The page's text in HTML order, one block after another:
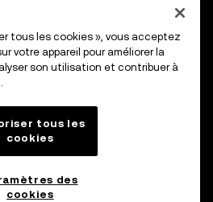
tous les cookies », vous acceptez
votre appareil pour améliorer la
son utilisation et contribuer à
tous les
cookies
des
cookies